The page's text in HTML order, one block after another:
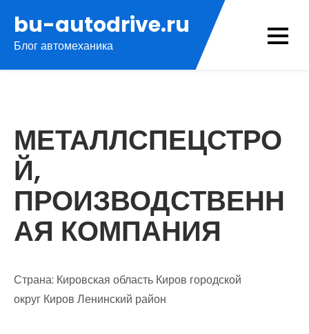
содержимому
bu-autodrive.ru
Блог автомеханика
МЕТАЛЛСПЕЦСТРО
Й,
ПРОИЗВОДСТВЕНН
АЯ КОМПАНИЯ
Страна: Кировская область Киров городской
округ Киров Ленинский район